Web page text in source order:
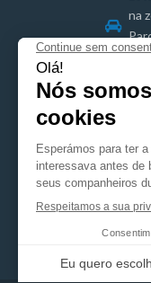
na